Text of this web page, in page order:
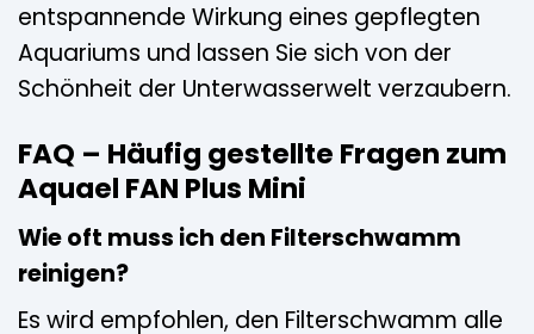
entspannende Wirkung eines gepflegten
Aquariums und lassen Sie sich von der
Schönheit der Unterwasserwelt verzaubern.
FAQ – Häufig gestellte Fragen zum
Aquael FAN Plus Mini
Wie oft muss ich den Filterschwamm
reinigen?
Es wird empfohlen, den Filterschwamm alle